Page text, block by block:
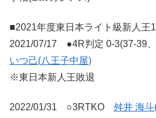
■2021年度東日本ライト級新人王
2021/07/17 ●4R判定 0-3(37-39
いつ己(八王子中屋)
※東日本新人王敗退
2022/01/31 ○3RTKO 舛井 海